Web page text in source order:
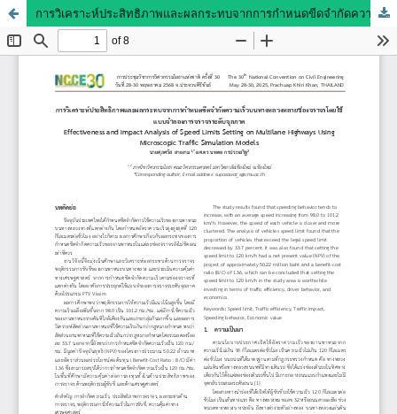
การวิเคราะห์ประสิทธิภาพและผลกระทบจากการกำหนดขีดจำกัดความเร็วบนทางหลวงหลายช่องจราจรโดยใช้แบบจำลองการจราจรระดับจุลภาค